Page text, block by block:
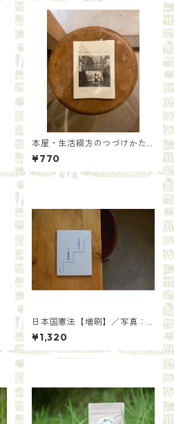
本屋・生活綴方のつづけかた/
中岡祐介
¥770
日本国憲法【増刷】／写真：
齋藤陽道
¥1,320